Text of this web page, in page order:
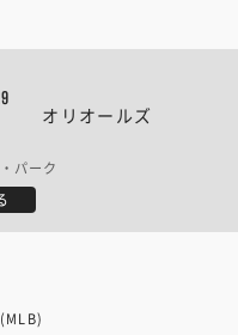
オリオールズ
パーク